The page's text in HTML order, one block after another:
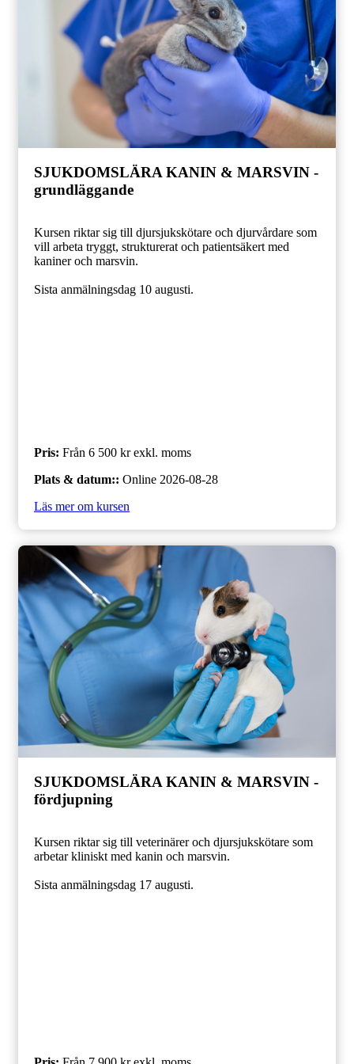
SJUKDOMSLÄRA KANIN & MARSVIN -
grundläggande
Kursen riktar sig till djursjukskötare och djurvårdare som
vill arbeta tryggt, strukturerat och patientsäkert med
kaniner och marsvin.
Sista anmälningsdag 10 augusti.
Pris: Från 6 500 kr exkl. moms
Plats & datum:: Online 2026-08-28
Läs mer om kursen
SJUKDOMSLÄRA KANIN & MARSVIN -
fördjupning
Kursen riktar sig till veterinärer och djursjukskötare som
arbetar kliniskt med kanin och marsvin.
Sista anmälningsdag 17 augusti.